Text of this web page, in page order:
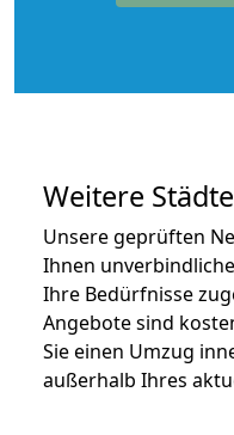
Weitere
Unsere geprüften
Ihnen
Ihre Bedürfnisse
Angebote sind
Sie einen Umzug
außerhalb Ihres